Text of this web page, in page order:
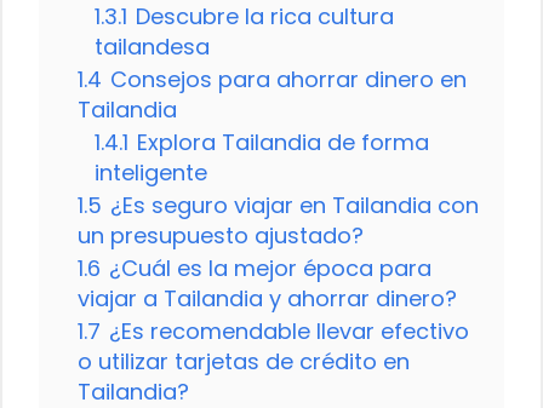
1.3.1 Descubre la rica cultura
tailandesa
1.4 Consejos para ahorrar dinero en
Tailandia
1.4.1 Explora Tailandia de forma
inteligente
1.5 ¿Es seguro viajar en Tailandia con
un presupuesto ajustado?
1.6 ¿Cuál es la mejor época para
viajar a Tailandia y ahorrar dinero?
1.7 ¿Es recomendable llevar efectivo
o utilizar tarjetas de crédito en
Tailandia?